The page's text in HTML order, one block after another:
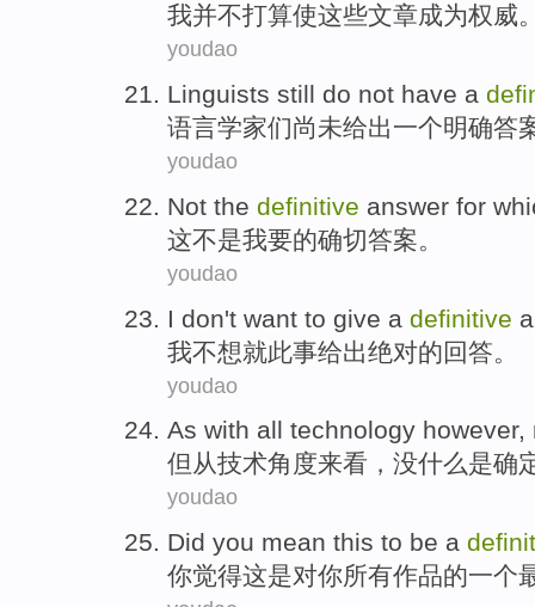
我并不打算使这些文章成为权威
youdao
Linguists still do not have a
语言学家们尚未给出一个明确答
youdao
Not the definitive answer for
这不是我要的确切答案。
youdao
I don't want to give a definitive
我不想就此事给出绝对的回答。
youdao
As with all technology however,
但 从技术角度来看， 没什么是确
youdao
Did you mean this to be a
你觉得这是对你所有作品的一个